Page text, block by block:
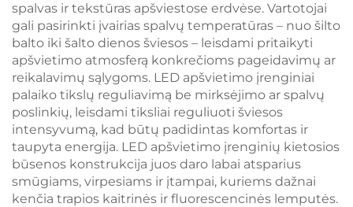
spalvas ir tekstūras apšviestose erdvėse. Vartotojai
gali pasirinkti įvairias spalvų temperatūras – nuo šilto
balto iki šalto dienos šviesos – leisdami pritaikyti
apšvietimo atmosferą konkrečioms pageidavimų ar
reikalavimų sąlygoms. LED apšvietimo įrenginiai
palaiko tikslų reguliavimą be mirksėjimo ar spalvų
poslinkių, leisdami tiksliai reguliuoti šviesos
intensyvumą, kad būtų padidintas komfortas ir
taupyta energija. LED apšvietimo įrenginių kietosios
būsenos konstrukcija juos daro labai atsparius
smūgiams, virpesiams ir įtampai, kuriems dažnai
kenčia trapios kaitrinės ir fluorescencinės lemputės.